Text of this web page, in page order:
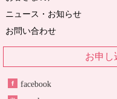
ニュース・お知らせ
お問い合わせ
お申し
facebook